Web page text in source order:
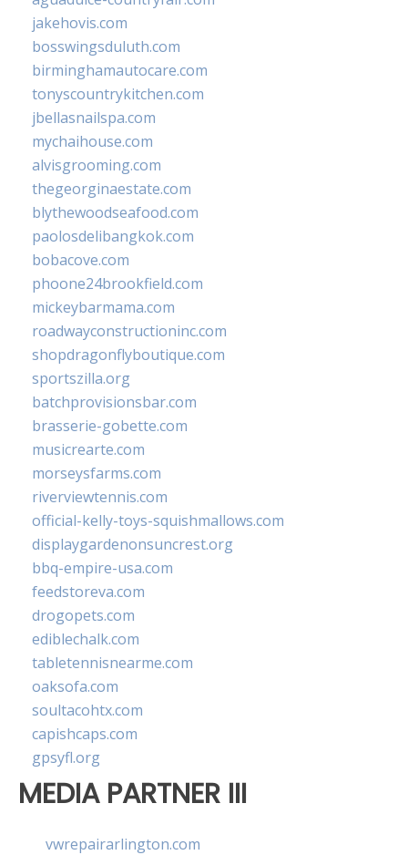
jakehovis.com
bosswingsduluth.com
birminghamautocare.com
tonyscountrykitchen.com
jbellasnailspa.com
mychaihouse.com
alvisgrooming.com
thegeorginaestate.com
blythewoodseafood.com
paolosdelibangkok.com
bobacove.com
phoone24brookfield.com
mickeybarmama.com
roadwayconstructioninc.com
shopdragonflyboutique.com
sportszilla.org
batchprovisionsbar.com
brasserie-gobette.com
musicrearte.com
morseysfarms.com
riverviewtennis.com
official-kelly-toys-squishmallows.com
displaygardenonsuncrest.org
bbq-empire-usa.com
feedstoreva.com
drogopets.com
ediblechalk.com
tabletennisnearme.com
oaksofa.com
soultacohtx.com
capishcaps.com
gpsyfl.org
MEDIA PARTNER III
vwrepairarlington.com